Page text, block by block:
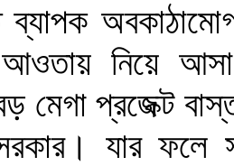
আওতায় নিয়ে
মেগা প্রজেক্ট
যার ফলে